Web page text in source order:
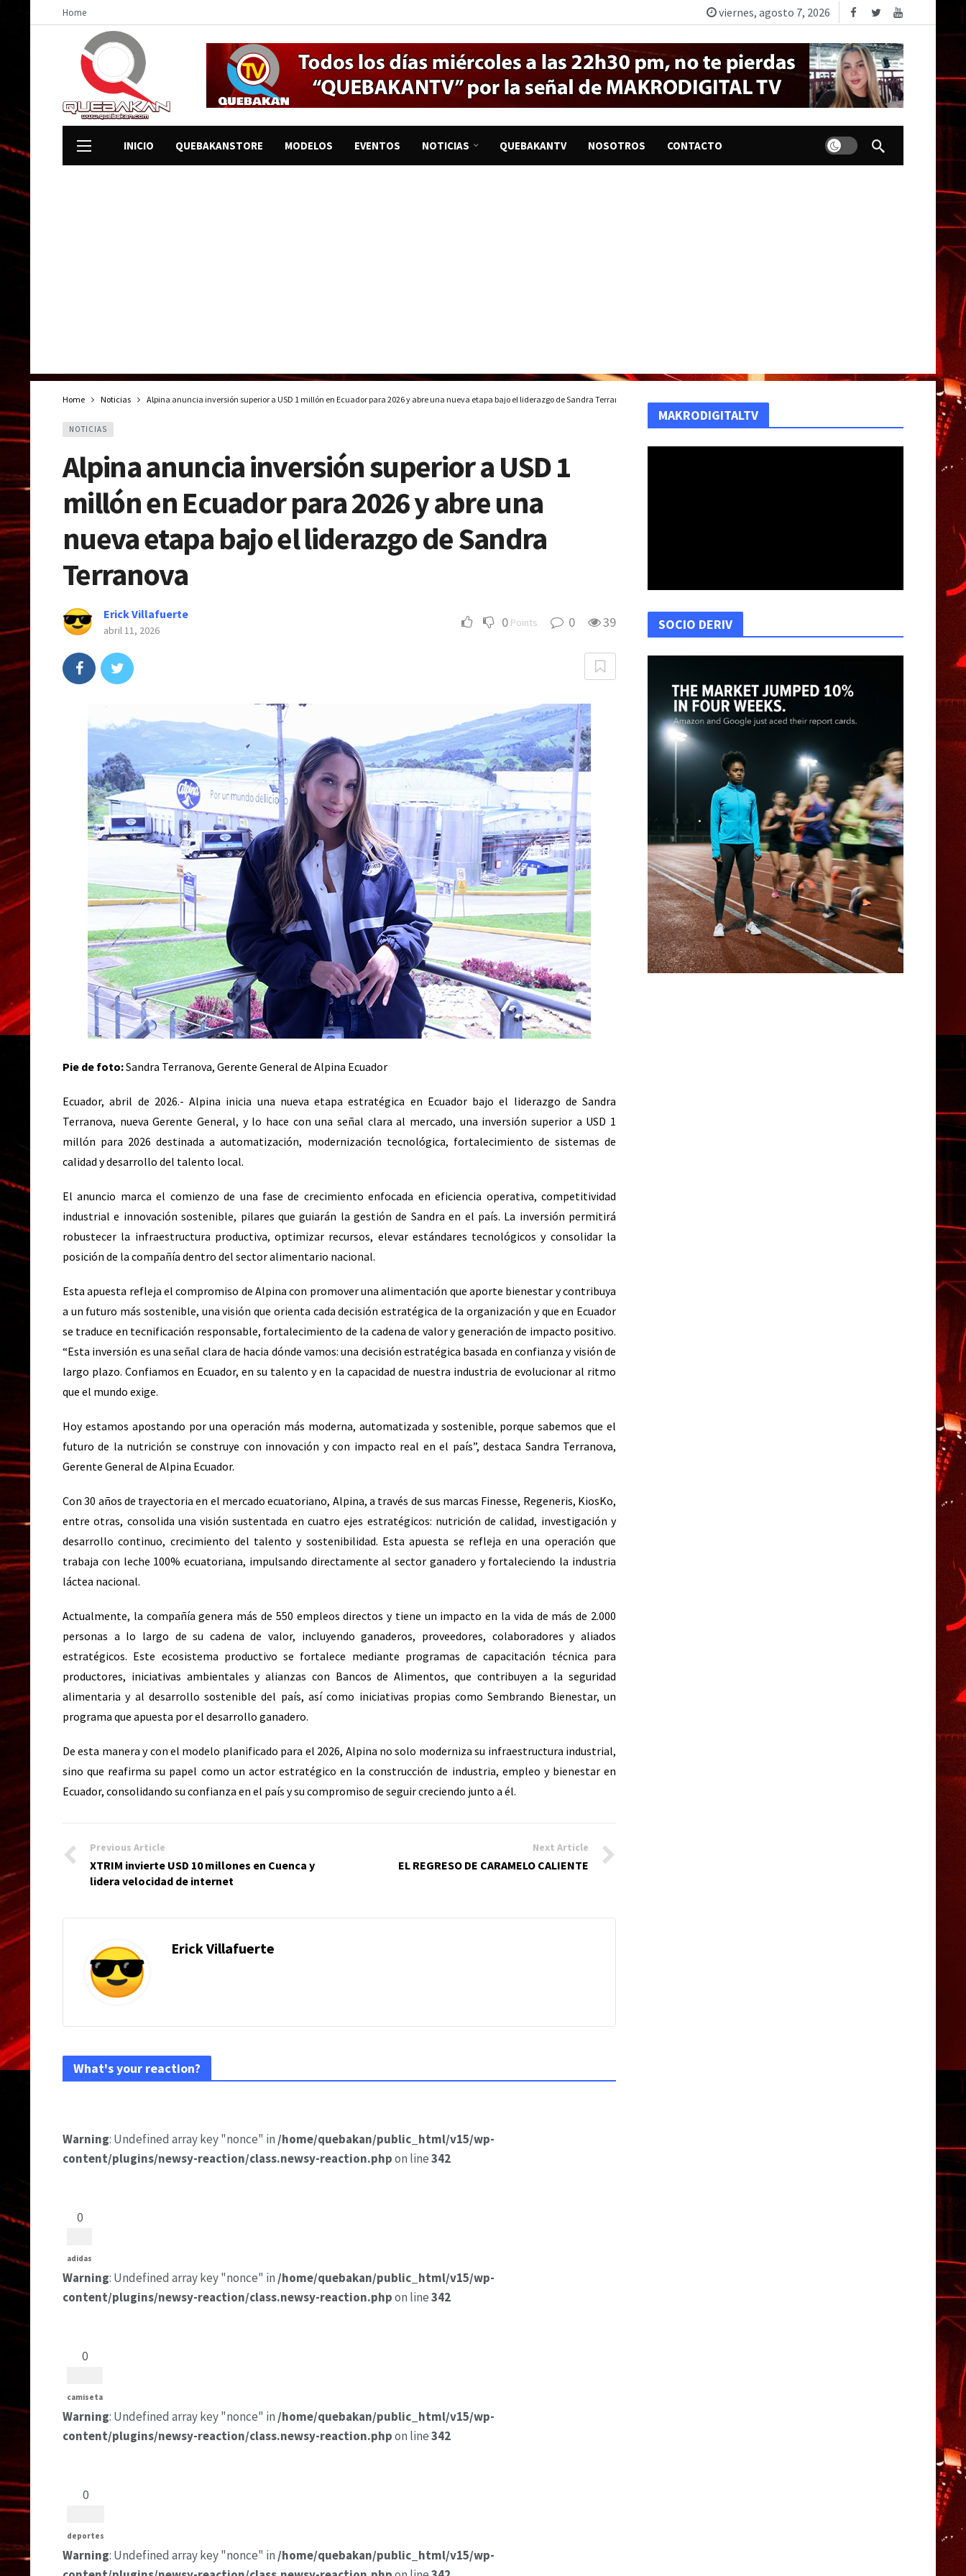
Home viernes, agosto 7, 2026
INICIO QUEBAKANSTORE MODELOS EVENTOS NOTICIAS QUEBAKANTV NOSOTROS CONTACTO Dark mode
Home Noticias Alpina anuncia inversión superior a USD 1 millón en Ecuador para 2026 y abre una nueva etapa bajo el liderazgo de Sandra Terranova
NOTICIAS
Alpina anuncia inversión superior a USD 1
millón en Ecuador para 2026 y abre una
nueva etapa bajo el liderazgo de Sandra
Terranova
Erick Villafuerte
abril 11, 2026 0 Points 0 39
Pie de foto:Sandra Terranova, Gerente General de Alpina Ecuador
Ecuador, abril de 2026.- Alpina inicia una nueva etapa estratégica en Ecuador bajo el liderazgo de Sandra
Terranova, nueva Gerente General, y lo hace con una señal clara al mercado, una inversión superior a USD 1
millón para 2026 destinada a automatización, modernización tecnológica, fortalecimiento de sistemas de
calidad y desarrollo del talento local.
El anuncio marca el comienzo de una fase de crecimiento enfocada en eficiencia operativa, competitividad
industrial e innovación sostenible, pilares que guiarán la gestión de Sandra en el país. La inversión permitirá
robustecer la infraestructura productiva, optimizar recursos, elevar estándares tecnológicos y consolidar la
posición de la compañía dentro del sector alimentario nacional.
Esta apuesta refleja el compromiso de Alpina con promover una alimentación que aporte bienestar y contribuya
a un futuro más sostenible, una visión que orienta cada decisión estratégica de la organización y que en Ecuador
se traduce en tecnificación responsable, fortalecimiento de la cadena de valor y generación de impacto positivo.
“Esta inversión es una señal clara de hacia dónde vamos: una decisión estratégica basada en confianza y visión de
largo plazo. Confiamos en Ecuador, en su talento y en la capacidad de nuestra industria de evolucionar al ritmo
que el mundo exige.
Hoy estamos apostando por una operación más moderna, automatizada y sostenible, porque sabemos que el
futuro de la nutrición se construye con innovación y con impacto real en el país”, destaca Sandra Terranova,
Gerente General de Alpina Ecuador.
Con 30 años de trayectoria en el mercado ecuatoriano, Alpina, a través de sus marcas Finesse, Regeneris, KiosKo,
entre otras, consolida una visión sustentada en cuatro ejes estratégicos: nutrición de calidad, investigación y
desarrollo continuo, crecimiento del talento y sostenibilidad. Esta apuesta se refleja en una operación que
trabaja con leche 100% ecuatoriana, impulsando directamente al sector ganadero y fortaleciendo la industria
láctea nacional.
Actualmente, la compañía genera más de 550 empleos directos y tiene un impacto en la vida de más de 2.000
personas a lo largo de su cadena de valor, incluyendo ganaderos, proveedores, colaboradores y aliados
estratégicos. Este ecosistema productivo se fortalece mediante programas de capacitación técnica para
productores, iniciativas ambientales y alianzas con Bancos de Alimentos, que contribuyen a la seguridad
alimentaria y al desarrollo sostenible del país, así como iniciativas propias como Sembrando Bienestar, un
programa que apuesta por el desarrollo ganadero.
De esta manera y con el modelo planificado para el 2026, Alpina no solo moderniza su infraestructura industrial,
sino que reafirma su papel como un actor estratégico en la construcción de industria, empleo y bienestar en
Ecuador, consolidando su confianza en el país y su compromiso de seguir creciendo junto a él.
Previous Article
XTRIM invierte USD 10 millones en Cuenca y
lidera velocidad de internet
Next Article
EL REGRESO DE CARAMELO CALIENTE
Erick Villafuerte
What's your reaction?
Warning: Undefined array key "nonce" in /home/quebakan/public_html/v15/wp-
content/plugins/newsy-reaction/class.newsy-reaction.phpon line342
0
adidas
Warning: Undefined array key "nonce" in /home/quebakan/public_html/v15/wp-
content/plugins/newsy-reaction/class.newsy-reaction.phpon line342
0
camiseta
Warning: Undefined array key "nonce" in /home/quebakan/public_html/v15/wp-
content/plugins/newsy-reaction/class.newsy-reaction.phpon line342
0
deportes
Warning: Undefined array key "nonce" in /home/quebakan/public_html/v15/wp-
MAKRODIGITALTV
SOCIO DERIV